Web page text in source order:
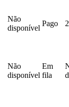
Não
disponível
Pago
Não
disponível
Em
fila